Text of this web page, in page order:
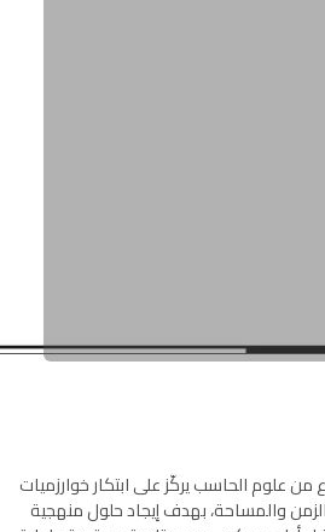
من علوم الحاسب يركّز على ابتكار خوارزميات
والمساحة، بهدف إيجاد حلول منهجية